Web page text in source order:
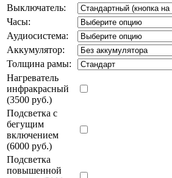
Выключатель:
Часы:
Аудиосистема:
Аккумулятор:
Толщина рамы:
Нагреватель
инфракрасный
(3500 руб.)
Подсветка с
бегущим
включением
(6000 руб.)
Подсветка
повышенной